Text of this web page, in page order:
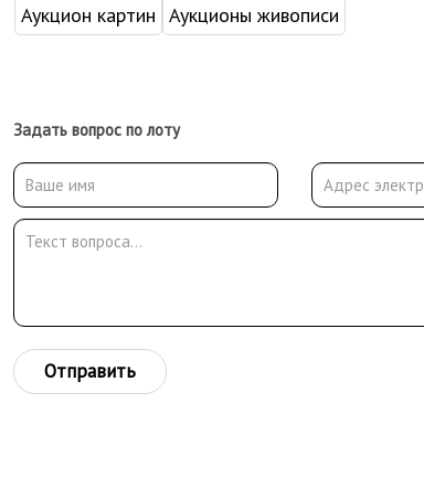
Аукцион картин Аукционы живописи
Задать вопрос по лоту
Отправить